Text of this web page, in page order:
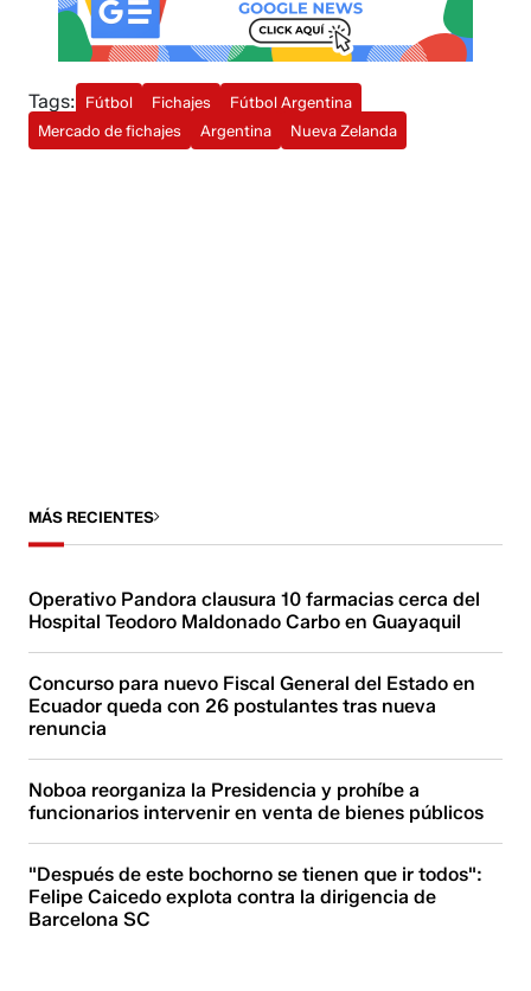
Tags: Fútbol Fichajes
Fútbol Argentina
Mercado de fichajes
Argentina Nueva Zelanda
MÁS RECIENTES
Operativo Pandora clausura 10 farmacias cerca del
Hospital Teodoro Maldonado Carbo en Guayaquil
Concurso para nuevo Fiscal General del Estado en
Ecuador queda con 26 postulantes tras nueva
renuncia
Noboa reorganiza la Presidencia y prohíbe a
funcionarios intervenir en venta de bienes públicos
"Después de este bochorno se tienen que ir todos":
Felipe Caicedo explota contra la dirigencia de
Barcelona SC